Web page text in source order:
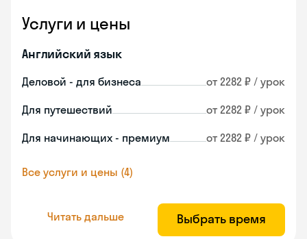
Услуги и цены
Английский язык
Деловой - для бизнеса от 2282 ₽ / урок
Для путешествий от 2282 ₽ / урок
Для начинающих - премиум от 2282 ₽ / урок
Все услуги и цены (4)
Читать дальше Выбрать время